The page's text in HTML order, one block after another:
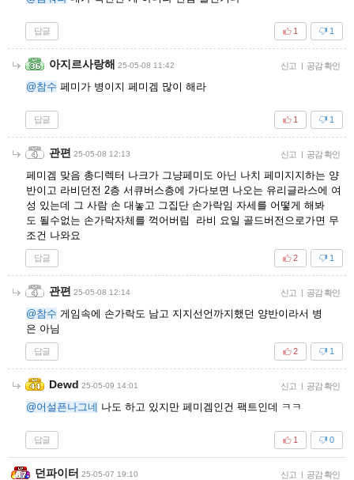
답글 1
1
아지르사랑해 25-05-08 11:42 신고 | 공감 확인
@참수 페미가 병이지 페미겜 많이 해라
답글 1
1
관편 25-05-08 12:13 신고 | 공감 확인
페미겜 맞음 총디렉터 나크가 그냥페미도 아닌 나치 페미지지하는 양
반이고 라비던전 2층 서큐버스층에 가다보면 나오는 유리글라스에 여
성 있는데 그 사람 손 대놓고 그집단 손가락임 자세를 어떻게 해봐
도 될수없는 손가락자체를 꺽어버림 라비 요일 골드버전으로가면 무
조건 나와요
답글 1
2
관편 25-05-08 12:14 신고 | 공감 확인
@참수 게임속에 손가락도 남고 지지선언까지했던 양반이라서 병
은 아님
답글 1
2
Dewd 25-05-09 14:01 신고 | 공감 확인
@어설픈나그네 나도 하고 있지만 페미겜인건 팩트인데 ㅋㅋ
답글 0
1
던파이터 25-05-07 19:10 신고 | 공감 확인